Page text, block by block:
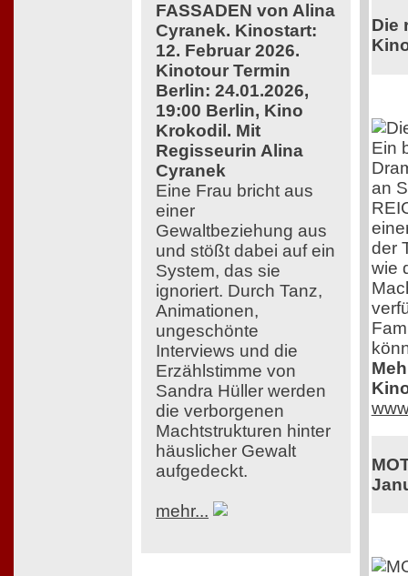
FASSADEN von Alina
Cyranek. Kinostart:
12. Februar 2026.
Kinotour Termin
Berlin: 24.01.2026,
19:00 Berlin, Kino
Krokodil. Mit
Regisseurin Alina
Cyranek
Eine Frau bricht aus
einer
Gewaltbeziehung aus
und stößt dabei auf ein
System, das sie
ignoriert. Durch Tanz,
Animationen,
ungeschönte
Interviews und die
Erzählstimme von
Sandra Hüller werden
die verborgenen
Machtstrukturen hinter
häuslicher Gewalt
aufgedeckt.
mehr...
Die
Ein
an
der
wie